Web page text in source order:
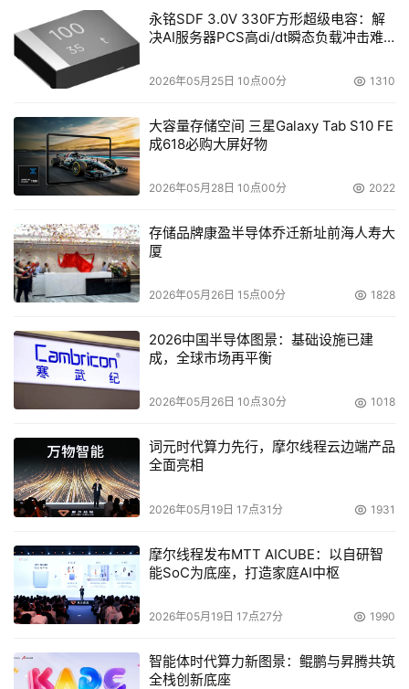
站，让文档编辑者能共享文档协同作业。
?Office Online Services：改进了在线界面，对Office
Web服务功能进行了追加和完善，并将这些功能完美地整合
在一起。
本文来源于DOIT传媒，文章内容仅供参考，不构成投资建议。
永铭SDF 3.0V 330F方形超级电容：解
决AI服务器PCS高di/dt瞬态负载冲击难
2026年05月25日 10点00分 1310
大容量存储空间 三星Galaxy Tab S10 FE
成618必购大屏好物
2026年05月28日 10点00分 2022
存储品牌康盈半导体乔迁新址前海人寿大
厦
2026年05月26日 15点00分 1828
2026中国半导体图景：基础设施已建
成，全球市场再平衡
2026年05月26日 10点30分 1018
词元时代算力先行，摩尔线程云边端产品
全面亮相
2026年05月19日 17点31分 1931
摩尔线程发布MTT AICUBE：以自研智
能SoC为底座，打造家庭AI中枢
2026年05月19日 17点27分 1990
智能体时代算力新图景：鲲鹏与昇腾共筑
全栈创新底座